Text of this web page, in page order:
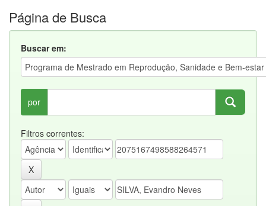
Página de Busca
Buscar em:
por
Filtros correntes: